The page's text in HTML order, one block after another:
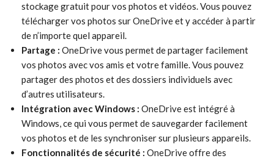
stockage gratuit pour vos photos et vidéos. Vous pouvez
télécharger vos photos sur OneDrive et y accéder à partir
de n’importe quel appareil.
Partage : OneDrive vous permet de partager facilement
vos photos avec vos amis et votre famille. Vous pouvez
partager des photos et des dossiers individuels avec
d’autres utilisateurs.
Intégration avec Windows : OneDrive est intégré à
Windows, ce qui vous permet de sauvegarder facilement
vos photos et de les synchroniser sur plusieurs appareils.
Fonctionnalités de sécurité : OneDrive offre des